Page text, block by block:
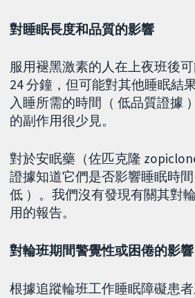
對睡眠長度和品質的影響
服用褪黑激素的人在上夜班後
24 分鐘，但可能對其他睡眠結
入睡所需的時間（ 低品質證據
的副作用很少見。
對於安眠藥（佐匹克隆
證據知道它們是否影響睡眠時
低 ）。我們沒有發現有關其對
用的報告。
對輪班期間警覺性或困倦的影響
根據追蹤輪班工作睡眠障礙患